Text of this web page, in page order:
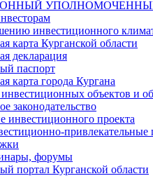
инвестиционного
карта Курганской области
декларация
паспорт
карта города Кургана
объектов и
законодательство
инвестиционного проекта
привлекательные
форумы
портал Курганской области